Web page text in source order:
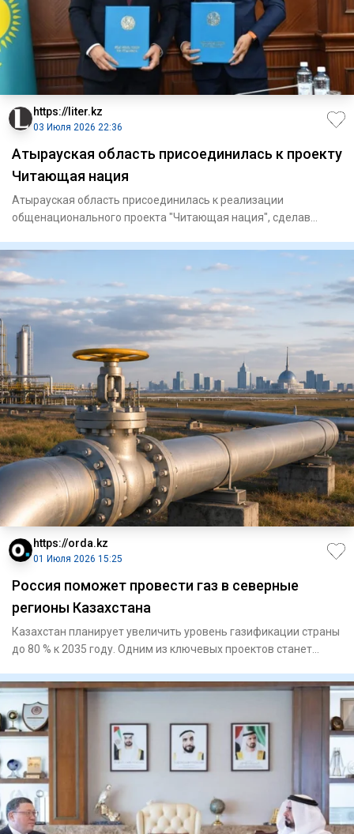
https://liter.kz
03 Июля 2026 22:36
Атырауская область присоединилась к проекту
Читающая нация
Атырауская область присоединилась к реализации
общенационального проекта "Читающая нация", сделав
https://orda.kz
01 Июля 2026 15:25
Россия поможет провести газ в северные
регионы Казахстана
Казахстан планирует увеличить уровень газификации страны
до 80 % к 2035 году. Одним из ключевых проектов станет